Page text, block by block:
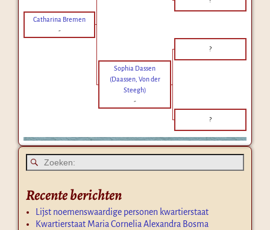
Catharina Bremen
-
?
Sophia Dassen
(Daassen, Von der
Steegh)
-
?
Recente berichten
Lijst noemenswaardige personen kwartierstaat
Kwartierstaat Maria Cornelia Alexandra Bosma